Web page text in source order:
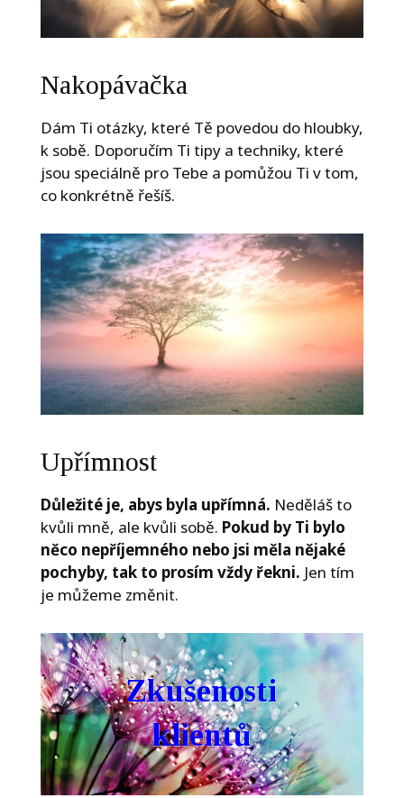
Nakopávačka
Dám Ti otázky, které Tě povedou do hloubky,
k sobě. Doporučím Ti tipy a techniky, které
jsou speciálně pro Tebe a pomůžou Ti v tom,
co konkrétně řešíš.
Upřímnost
Důležité je, abys byla upřímná. Neděláš to
kvůli mně, ale kvůli sobě. Pokud by Ti bylo
něco nepříjemného nebo jsi měla nějaké
pochyby, tak to prosím vždy řekni. Jen tím
je můžeme změnit.
Zkušenosti
klientů